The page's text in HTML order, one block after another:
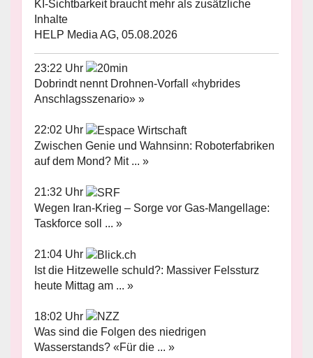
KI-Sichtbarkeit braucht mehr als zusätzliche
Inhalte
HELP Media AG, 05.08.2026
23:22 Uhr
Dobrindt nennt Drohnen-Vorfall «hybrides
Anschlagsszenario» »
22:02 Uhr
Zwischen Genie und Wahnsinn: Roboterfabriken
auf dem Mond? Mit ... »
21:32 Uhr
Wegen Iran-Krieg – Sorge vor Gas-Mangellage:
Taskforce soll ... »
21:04 Uhr
Ist die Hitzewelle schuld?: Massiver Felssturz
heute Mittag am ... »
18:02 Uhr
Was sind die Folgen des niedrigen
Wasserstands? «Für die ... »